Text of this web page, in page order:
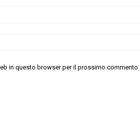
in questo browser per il prossimo commento.